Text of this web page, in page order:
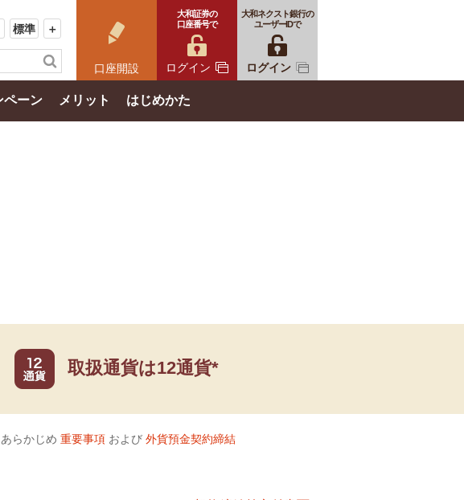
標準 ＋
口座開設
大和証券の
口座番号で
ログイン
大和ネクスト銀行の
ユーザーIDで
ログイン
ペーン メリット はじめかた
取扱通貨は12通貨*
らかじめ 重要事項および 外貨預金契約締結